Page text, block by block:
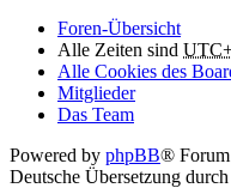
Foren-Übersicht
Alle Zeiten sind
Alle Cookies des
Mitglieder
Das Team
Powered by phpBB®
Deutsche Übersetzung durch